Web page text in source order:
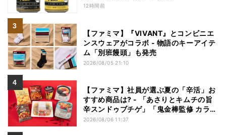
12時間前
【ファミマ】『VIVANT』とコンビニエ
ンスウェアがコラボ - 物語のキーアイテ
ム「別班饅頭」も発売
2026/08/05 21:10
【ファミマ】社員が選ぶ夏の「辛活」お
すすめ商品は? - 「あさりとキムチの旨
辛スンドゥブチゲ」「鬼金棒監修 カラシ
ビ焼き味噌らー麺」「辛さがやみつき!
2026/08/06 11:37